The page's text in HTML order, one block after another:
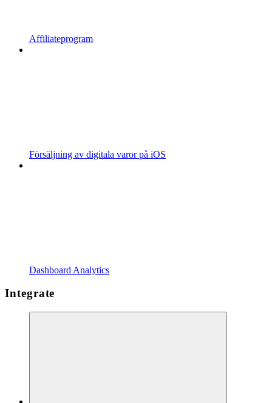
Affiliateprogram
Försäljning av digitala varor på iOS
Dashboard Analytics
Integrate